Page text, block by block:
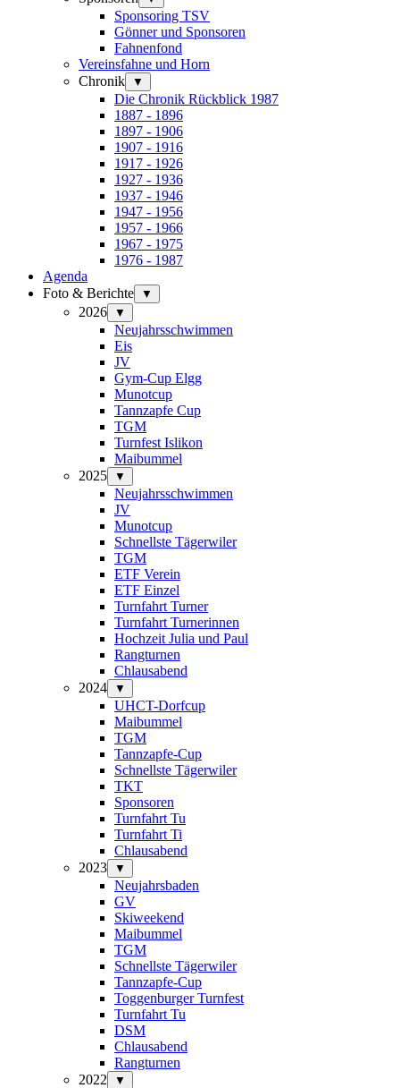
Sponsoring TSV
Gönner und Sponsoren
Fahnenfond
Vereinsfahne und Horn
Chronik
▼
Die Chronik Rückblick 1987
1887 - 1896
1897 - 1906
1907 - 1916
1917 - 1926
1927 - 1936
1937 - 1946
1947 - 1956
1957 - 1966
1967 - 1975
1976 - 1987
Agenda
Foto & Berichte
▼
2026 ▼
Neujahrsschwimmen
Eis
JV
Gym-Cup Elgg
Munotcup
Tannzapfe Cup
TGM
Turnfest Islikon
Maibummel
2025
▼
Neujahrsschwimmen
JV
Munotcup
Schnellste Tägerwiler
TGM
ETF Verein
ETF Einzel
Turnfahrt Turner
Turnfahrt Turnerinnen
Hochzeit Julia und Paul
Rangturnen
Chlausabend
2024
▼
UHCT-Dorfcup
Maibummel
TGM
Tannzapfe-Cup
Schnellste Tägerwiler
TKT
Sponsoren
Turnfahrt Tu
Turnfahrt Ti
Chlausabend
2023
▼
Neujahrsbaden
GV
Skiweekend
Maibummel
TGM
Schnellste Tägerwiler
Tannzapfe-Cup
Toggenburger Turnfest
Turnfahrt Tu
DSM
Chlausabend
Rangturnen
2022
▼